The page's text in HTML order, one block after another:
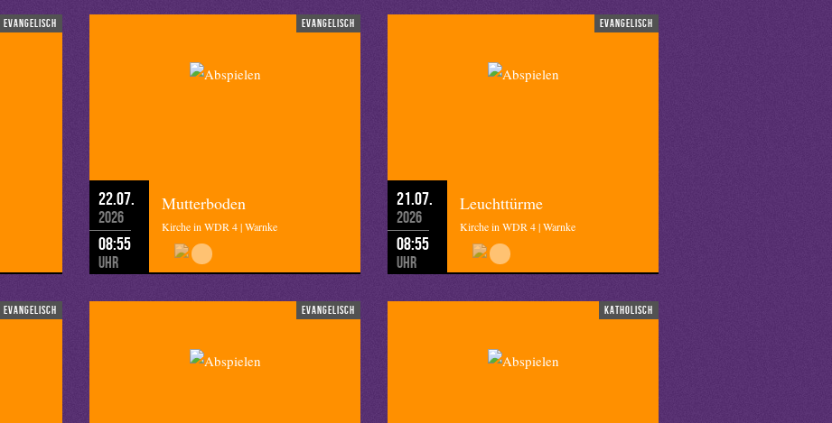
evangelisch evangelisch
22.07.
2026
08:55
Uhr
Mutterboden
Kirche in WDR 4 | Warnke
evangelisch
21.07.
2026
08:55
Uhr
Leuchttürme
Kirche in WDR 4 | Warnke
evangelisch evangelisch katholisch